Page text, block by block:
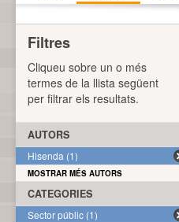
Filtres
Cliqueu sobre un o més
termes de la llista següent
per filtrar els resultats.
AUTORS
Hisenda (1)
MOSTRAR MÉS AUTORS
CATEGORIES
Sector públic (1)